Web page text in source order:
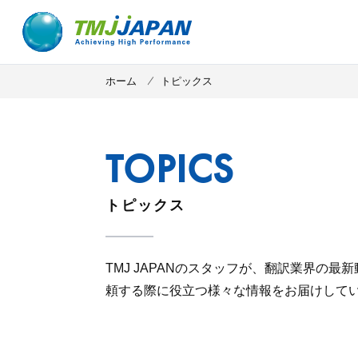
ホーム トピックス
トピックス
TMJ JAPANのスタッフが、翻訳業界の最
頼する際に役立つ様々な情報をお届けして